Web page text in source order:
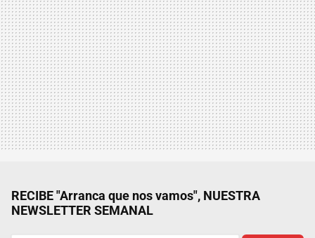
RECIBE "Arranca que nos vamos", NUESTRA
NEWSLETTER SEMANAL